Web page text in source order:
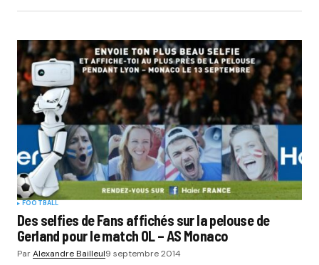
FOOTBALL
Des selfies de Fans affichés sur la pelouse de
Gerland pour le match OL – AS Monaco
ParAlexandre Bailleul9 septembre 2014